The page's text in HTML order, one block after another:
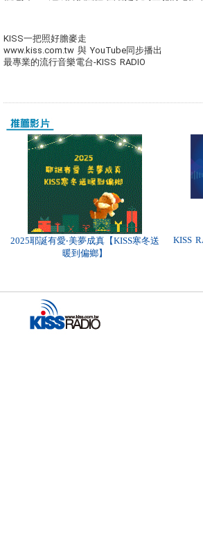
KISS一把照好膽麥走
www.kiss.com.tw 與 YouTube同步播出
最專業的流行音樂電台-KISS RADIO
2025耶誕有愛‧美夢成真【KISS寒冬送
暖到偏鄉】
KISS